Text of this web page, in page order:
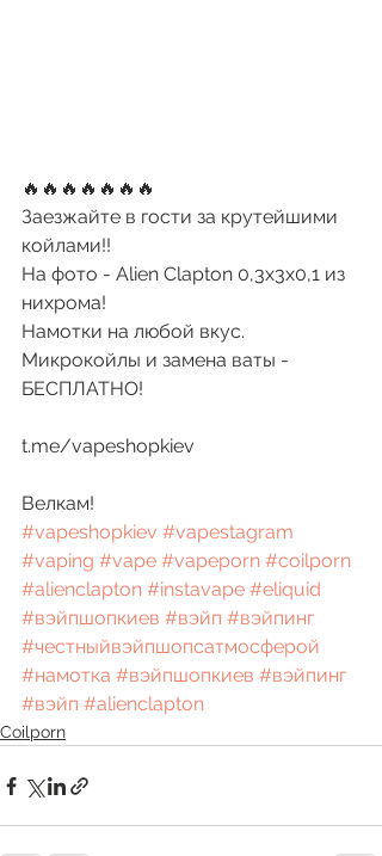
🔥🔥🔥🔥🔥🔥🔥
Заезжайте в гости за крутейшими
койлами!!
На фото - Alien Clapton 0,3x3x0,1 из
нихрома!
Намотки на любой вкус.
Микрокойлы и замена ваты -
БЕСПЛАТНО!
t.me/vapeshopkiev
Велкам!
#vapeshopkiev #vapestagram
#vaping #vape #vapeporn #coilporn
#alienclapton #instavape #eliquid
#вэйпшопкиев #вэйп #вэйпинг
#честныйвэйпшопсатмосферой
#намотка #вэйпшопкиев #вэйпинг
#вэйп #alienclapton
Coilporn